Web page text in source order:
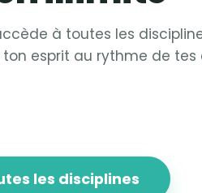
à toutes les
esprit au rythme de tes
les disciplines